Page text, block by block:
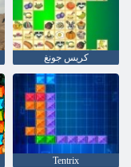
كريس جونغ
Tentrix